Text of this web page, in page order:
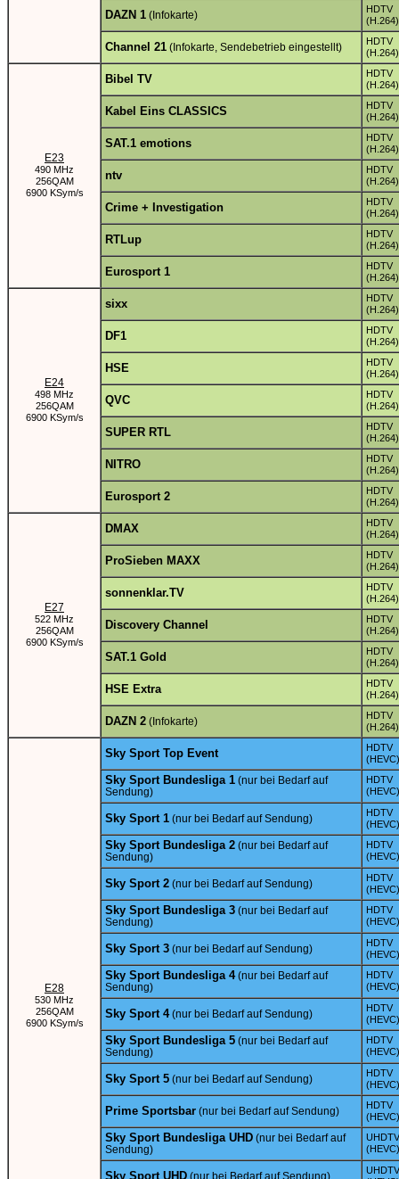
DAZN 1 (Infokarte)
HDTV
(H.264)
Channel 21 (Infokarte, Sendebetrieb eingestellt)
HDTV
(H.264)
E23
490 MHz
256QAM
6900 KSym/s
Bibel TV
HDTV
(H.264)
Kabel Eins CLASSICS
HDTV
(H.264)
SAT.1 emotions
HDTV
(H.264)
ntv
HDTV
(H.264)
Crime + Investigation
HDTV
(H.264)
RTLup
HDTV
(H.264)
Eurosport 1
HDTV
(H.264)
E24
498 MHz
256QAM
6900 KSym/s
sixx
HDTV
(H.264)
DF1
HDTV
(H.264)
HSE
HDTV
(H.264)
QVC
HDTV
(H.264)
SUPER RTL
HDTV
(H.264)
NITRO
HDTV
(H.264)
Eurosport 2
HDTV
(H.264)
E27
522 MHz
256QAM
6900 KSym/s
DMAX
HDTV
(H.264)
ProSieben MAXX
HDTV
(H.264)
sonnenklar.TV
HDTV
(H.264)
Discovery Channel
HDTV
(H.264)
SAT.1 Gold
HDTV
(H.264)
HSE Extra
HDTV
(H.264)
DAZN 2 (Infokarte)
HDTV
(H.264)
E28
530 MHz
256QAM
6900 KSym/s
Sky Sport Top Event
HDTV
(HEVC)
Sky Sport Bundesliga 1 (nur bei Bedarf auf
Sendung)
HDTV
(HEVC)
Sky Sport 1 (nur bei Bedarf auf Sendung)
HDTV
(HEVC)
Sky Sport Bundesliga 2 (nur bei Bedarf auf
Sendung)
HDTV
(HEVC)
Sky Sport 2 (nur bei Bedarf auf Sendung)
HDTV
(HEVC)
Sky Sport Bundesliga 3 (nur bei Bedarf auf
Sendung)
HDTV
(HEVC)
Sky Sport 3 (nur bei Bedarf auf Sendung)
HDTV
(HEVC)
Sky Sport Bundesliga 4(nur bei Bedarf auf
Sendung)
HDTV
(HEVC)
Sky Sport 4(nur bei Bedarf auf Sendung)
HDTV
(HEVC)
Sky Sport Bundesliga 5 (nur bei Bedarf auf
Sendung)
HDTV
(HEVC)
Sky Sport 5 (nur bei Bedarf auf Sendung)
HDTV
(HEVC)
Prime Sportsbar (nur bei Bedarf auf Sendung)
HDTV
(HEVC)
Sky Sport Bundesliga UHD (nur bei Bedarf auf
Sendung)
UHDTV
(HEVC)
Sky Sport UHD (nur bei Bedarf auf Sendung)
UHDTV